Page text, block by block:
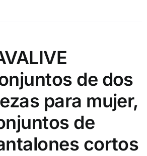
de dos
para mujer,
de
cortos